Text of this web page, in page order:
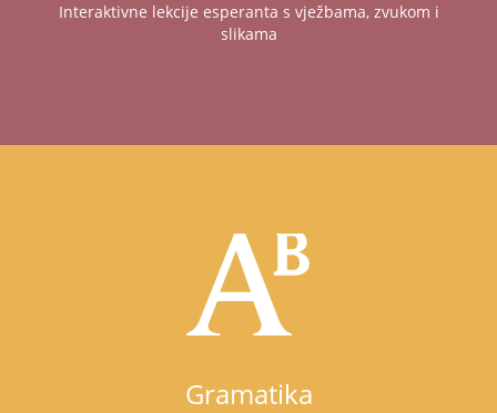
Interaktivne lekcije esperanta s vježbama, zvukom i
slikama
Gramatika